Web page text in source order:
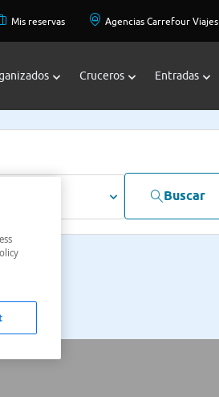
Mis reservas Agencias Carrefour Viajes
Cruceros Entradas
Buscar